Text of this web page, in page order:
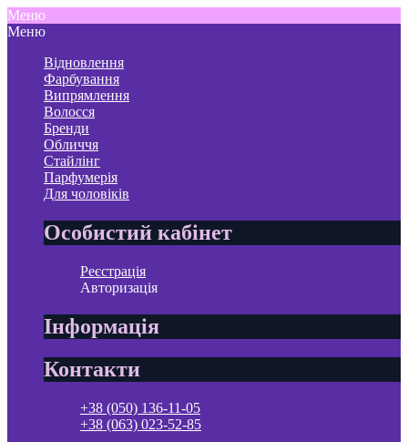
Меню
Меню
Відновлення
Фарбування
Випрямлення
Волосся
Бренди
Обличчя
Стайлінг
Парфумерія
Для чоловіків
Особистий кабінет
Реєстрація
Авторизація
Інформація
Контакти
+38 (050) 136-11-05
+38 (063) 023-52-85